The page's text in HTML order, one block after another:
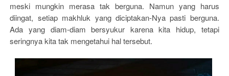
meski mungkin merasa tak berguna. Namun yang harus
diingat, setiap makhluk yang diciptakan-Nya pasti berguna.
Ada yang diam-diam bersyukur karena kita hidup, tetapi
seringnya kita tak mengetahui hal tersebut.